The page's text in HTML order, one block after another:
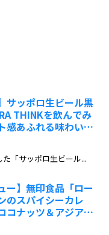
サッポロ生ビール黒
THINKを飲んでみ
感あふれる味わいに
「サッポロ生ビール...
ー】無印食品「ロー
のスパイシーカレ
コナッツ＆アジア黄